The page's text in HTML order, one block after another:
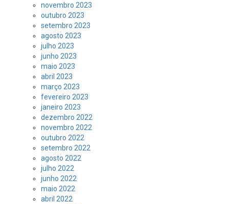
novembro 2023
outubro 2023
setembro 2023
agosto 2023
julho 2023
junho 2023
maio 2023
abril 2023
março 2023
fevereiro 2023
janeiro 2023
dezembro 2022
novembro 2022
outubro 2022
setembro 2022
agosto 2022
julho 2022
junho 2022
maio 2022
abril 2022